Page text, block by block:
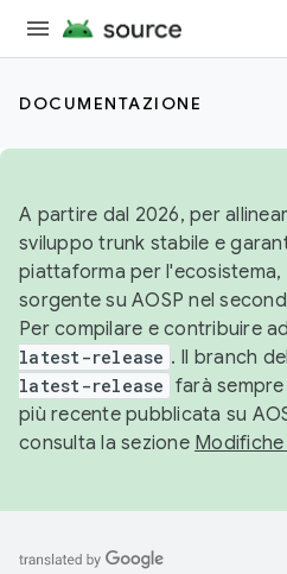
DOCUMENTAZIONE
A partire dal 2026, per
sviluppo trunk stabile e
piattaforma per
sorgente su AOSP nel
Per compilare e contribuire
latest-release . Il branch
latest-release farà
più recente pubblicata su
consulta la sezione Modifiche